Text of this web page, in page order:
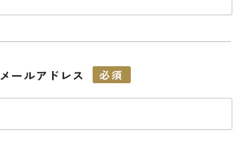
メールアドレス 必須